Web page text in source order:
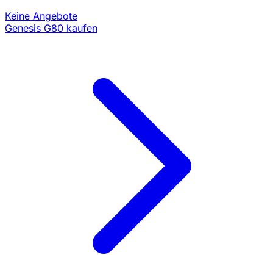
Keine Angebote
Genesis G80 kaufen